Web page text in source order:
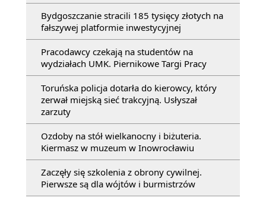
Bydgoszczanie stracili 185 tysięcy złotych na
fałszywej platformie inwestycyjnej
Pracodawcy czekają na studentów na
wydziałach UMK. Piernikowe Targi Pracy
Toruńska policja dotarła do kierowcy, który
zerwał miejską sieć trakcyjną. Usłyszał
zarzuty
Ozdoby na stół wielkanocny i biżuteria.
Kiermasz w muzeum w Inowrocławiu
Zaczęły się szkolenia z obrony cywilnej.
Pierwsze są dla wójtów i burmistrzów